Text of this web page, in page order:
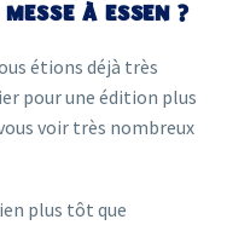
À ESSEN ?
étions déjà très
pour une édition plus
voir très nombreux
plus tôt que